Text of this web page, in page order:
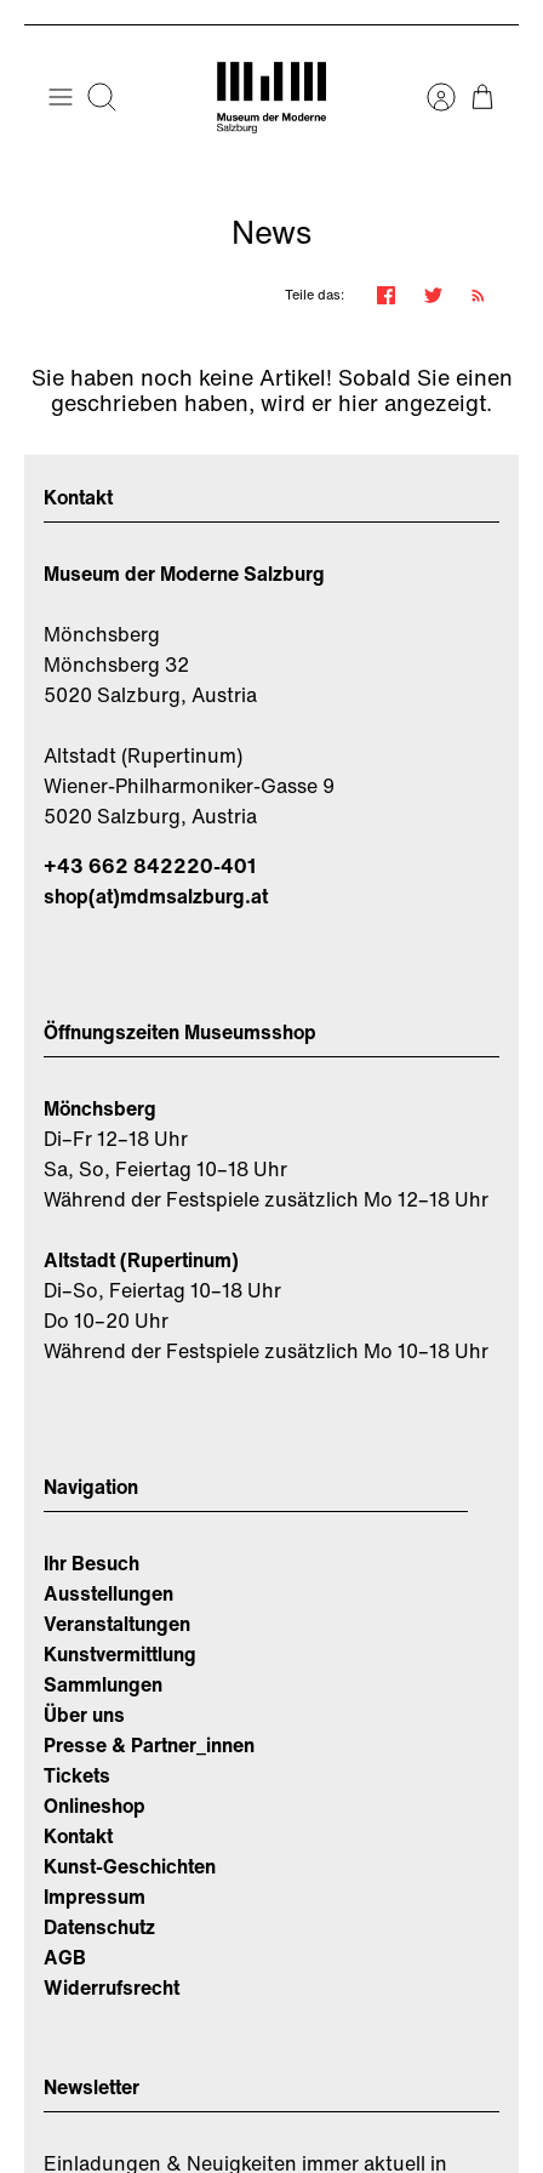
Suchen
News
Teile das:
Sie haben noch keine Artikel! Sobald Sie einen
geschrieben haben, wird er hier angezeigt.
Kontakt
Museum der Moderne Salzburg
Mönchsberg
Mönchsberg 32
5020 Salzburg, Austria
Altstadt (Rupertinum)
Wiener-Philharmoniker-Gasse 9
5020 Salzburg, Austria
+43 662 842220-401
shop(at)mdmsalzburg.at
Öffnungszeiten Museumsshop
Mönchsberg
Di–Fr 12–18 Uhr
Sa, So, Feiertag 10–18 Uhr
Während der Festspiele zusätzlich Mo 12–18 Uhr
Altstadt (Rupertinum)
Di–So, Feiertag 10–18 Uhr
Do 10–20 Uhr
Während der Festspiele zusätzlich Mo 10–18 Uhr
Navigation
Ihr Besuch
Ausstellungen
Veranstaltungen
Kunstvermittlung
Sammlungen
Über uns
Presse & Partner_innen
Tickets
Onlineshop
Kontakt
Kunst-Geschichten
Impressum
Datenschutz
AGB
Widerrufsrecht
Newsletter
Einladungen & Neuigkeiten immer aktuell in